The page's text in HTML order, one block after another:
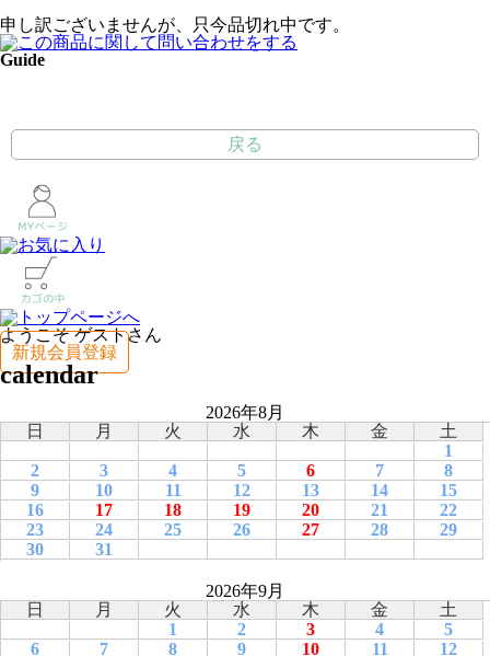
申し訳ございませんが、只今品切れ中です。
Guide
戻る
ようこそ ゲストさん
新規会員登録
calendar
2026年8月
日
月 火 水 木 金
土
1
2
3 4 5 6 7
8
9
10 11 12 13 14
15
16
17 18 19 20 21
22
23
24 25 26 27 28
29
30
31
2026年9月
日
月 火 水 木 金
土
1
2 3 4
5
6
7 8 9 10 11 12